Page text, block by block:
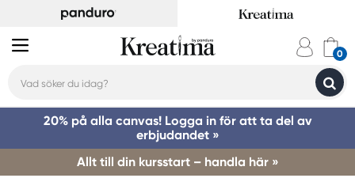
20% på alla canvas! Logga in för att ta del av
erbjudandet »
Allt till din kursstart – handla här »